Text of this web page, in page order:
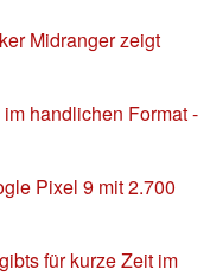
Midranger zeigt
handlichen Format -
Pixel 9 mit 2.700
für kurze Zeit im